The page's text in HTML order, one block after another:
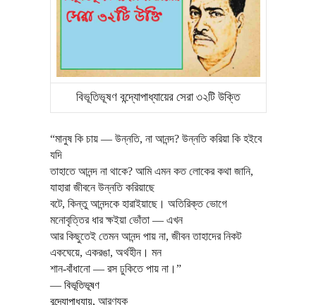
বিভূতিভূষণ বন্দ্যোপাধ্যায়ের সেরা ৩২টি উক্তি
“মানুষ কি চায় — উন্নতি, না আনন্দ? উন্নতি করিয়া কি হইবে
যদি
তাহাতে আনন্দ না থাকে? আমি এমন কত লোকের কথা জানি,
যাহারা জীবনে উন্নতি করিয়াছে
বটে, কিন্তু আনন্দকে হারাইয়াছে। অতিরিক্ত ভোগে
মনোবৃত্তির ধার ক্ষইয়া ভোঁতা — এখন
আর কিছুতেই তেমন আনন্দ পায় না, জীবন তাহাদের নিকট
একঘেয়ে, একরঙা, অর্থহীন। মন
শান-বাঁধানো — রস ঢুকিতে পায় না।”
― বিভূতিভূষণ
বন্দ্যোপাধ্যায়, আরণ্যক